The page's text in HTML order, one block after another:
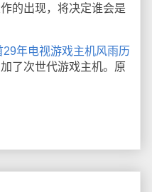
的出现，将决定谁会是
29年电视游戏主机风雨历
了次世代游戏主机。原